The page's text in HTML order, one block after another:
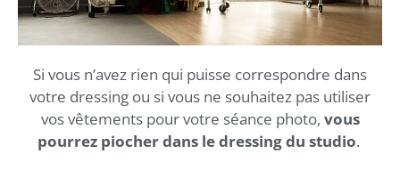
Si vous n’avez rien qui puisse correspondre dans
votre dressing ou si vous ne souhaitez pas utiliser
vos vêtements pour votre séance photo, vous
pourrez piocher dans le dressing du studio.